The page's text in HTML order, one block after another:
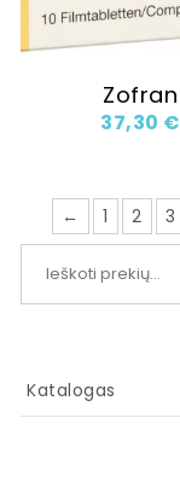
Zofran
37,30 €
← 1 2 3
Katalogas